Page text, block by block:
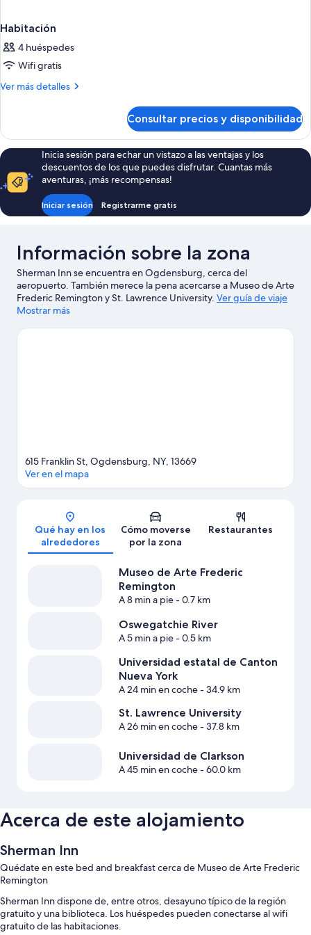
Habitación
4 huéspedes
Wifi gratis
Ver más detalles
Más
Consultar precios y disponibilidad
Inicia sesión para echar un vistazo a las ventajas y los
descuentos de los que puedes disfrutar. Cuantas más
aventuras, ¡más recompensas!
Iniciar sesión Registrarme gratis
Información sobre la zona
Sherman Inn se encuentra en Ogdensburg, cerca del
aeropuerto. También merece la pena acercarse a Museo de Arte
Frederic Remington y St. Lawrence University. Ver guía de viaje
de Ogdensburg
Ver más B&B en Ogdensburg
Mostrar más
Mapa
615 Franklin St, Ogdensburg, NY, 13669
Ver en el mapa
Qué hay en los
alrededores
Cómo moverse
por la zona
Restaurantes
Museo de Arte Frederic
Remington
A 8 min a pie- 0.7 km
Oswegatchie River
A 5 min a pie- 0.5 km
Universidad estatal de Canton
Nueva York
A 24 min en coche- 34.9 km
St. Lawrence University
A 26 min en coche- 37.8 km
Universidad de Clarkson
A 45 min en coche- 60.0 km
Acerca de este alojamiento
Sherman Inn
Quédate en este bed and breakfast cerca de Museo de Arte Frederic
Remington
Sherman Inn dispone de, entre otros, desayuno típico de la región
gratuito y una biblioteca. Los huéspedes pueden conectarse al wifi
gratuito de las habitaciones.